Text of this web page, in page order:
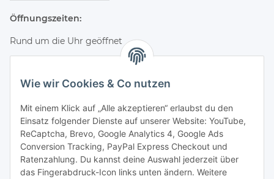
Wie wir Cookies & Co nutzen
Mit einem Klick auf „Alle akzeptieren“ erlaubst du den
Einsatz folgender Dienste auf unserer Website: YouTube,
ReCaptcha, Brevo, Google Analytics 4, Google Ads
Conversion Tracking, PayPal Express Checkout und
Ratenzahlung. Du kannst deine Auswahl jederzeit über
das Fingerabdruck-Icon links unten ändern. Weitere
Öffnungszeiten:
Rund um die Uhr geöffnet
Bestelle online und hole deine Bestellung jederzeit flexibel
im Hofladen ab.
Telefon
+49 (0) 4661 2875
E-Mail
info@wagyuzucht-nordfriesland.de